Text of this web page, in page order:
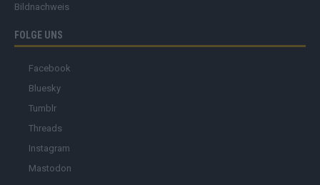
Bildnachweis
FOLGE UNS
Facebook
Bluesky
Tumblr
Threads
Instagram
Mastodon